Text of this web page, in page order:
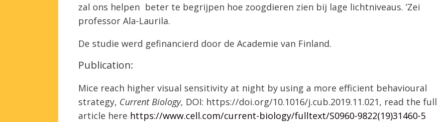
zal ons helpen beter te begrijpen hoe zoogdieren zien bij lage lichtniveaus. ’Zei
professor Ala-Laurila.
De studie werd gefinancierd door de Academie van Finland.
Publication:
Mice reach higher visual sensitivity at night by using a more efficient behavioural
strategy, Current Biology, DOI: https://doi.org/10.1016/j.cub.2019.11.021, read the full
article here https://www.cell.com/current-biology/fulltext/S0960-9822(19)31460-5